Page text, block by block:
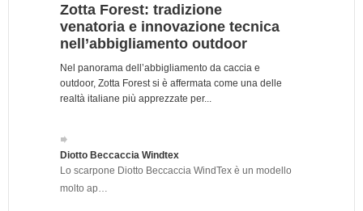
Zotta Forest: tradizione
venatoria e innovazione tecnica
nell’abbigliamento outdoor
Nel panorama dell’abbigliamento da caccia e
outdoor, Zotta Forest si è affermata come una delle
realtà italiane più apprezzate per...
Diotto Beccaccia Windtex
Lo scarpone Diotto Beccaccia WindTex è un modello
molto ap…